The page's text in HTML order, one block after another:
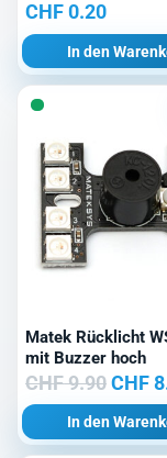
CHF0.20
In den
Matek Rücklicht
mit Buzzer hoch
CHF9.90
Preis
war:
CHF
In den